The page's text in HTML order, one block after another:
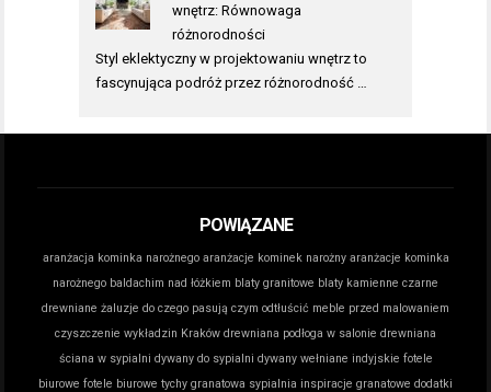
wnętrz: Równowaga
różnorodności
Styl eklektyczny w projektowaniu wnętrz to
fascynująca podróż przez różnorodność …
POWIĄZANE
aranżacja kominka narożnego aranżacje kominek narożny aranżacje kominka
narożnego baldachim nad łóżkiem blaty granitowe blaty kamienne czarne
drewniane żaluzje do czego pasują czym odtłuścić meble przed malowaniem
czyszczenie wykładzin Kraków drewniana podłoga w salonie drewniana
ściana w sypialni dywany do sypialni dywany wełniane indyjskie fotele
biurowe fotele biurowe tychy granatowa sypialnia inspiracje granatowe dodatki